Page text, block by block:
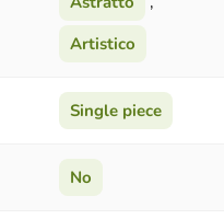
Artistico
Single piece
No